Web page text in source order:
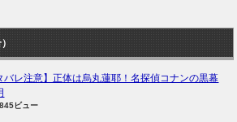
バレ注意】正体は烏丸蓮耶！名探偵コナンの黒幕
ビュー